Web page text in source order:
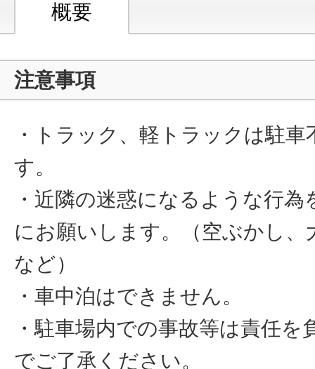
概要
注意事項
・トラック、軽トラックは駐
す。
・近隣の迷惑になるような行
にお願いします。（空ぶかし、
など）
・車中泊はできません。
・駐車場内での事故等は責任を
でご了承ください。